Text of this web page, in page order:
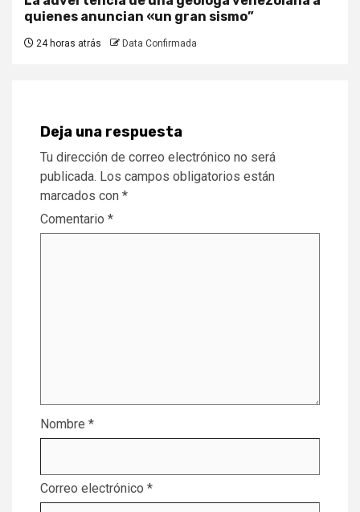
quienes anuncian «un gran sismo”
24 horas atrás Data Confirmada
Deja una respuesta
Tu dirección de correo electrónico no será
publicada. Los campos obligatorios están
marcados con *
Comentario *
Nombre *
Correo electrónico *